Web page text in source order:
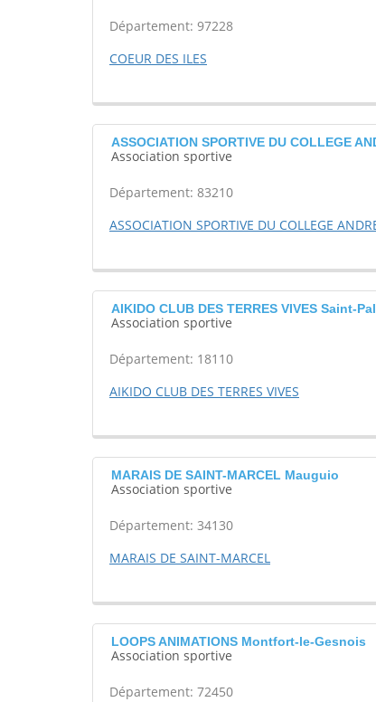
Département: 97228
COEUR DES ILES
ASSOCIATION SPORTIVE DU COLLEGE
Association sportive
Département: 83210
ASSOCIATION SPORTIVE DU COLLEGE
AIKIDO CLUB DES TERRES VIVES Saint-
Association sportive
Département: 18110
AIKIDO CLUB DES TERRES VIVES
MARAIS DE SAINT-MARCEL Mauguio
Association sportive
Département: 34130
MARAIS DE SAINT-MARCEL
LOOPS ANIMATIONS Montfort-le-Gesnois
Association sportive
Département: 72450